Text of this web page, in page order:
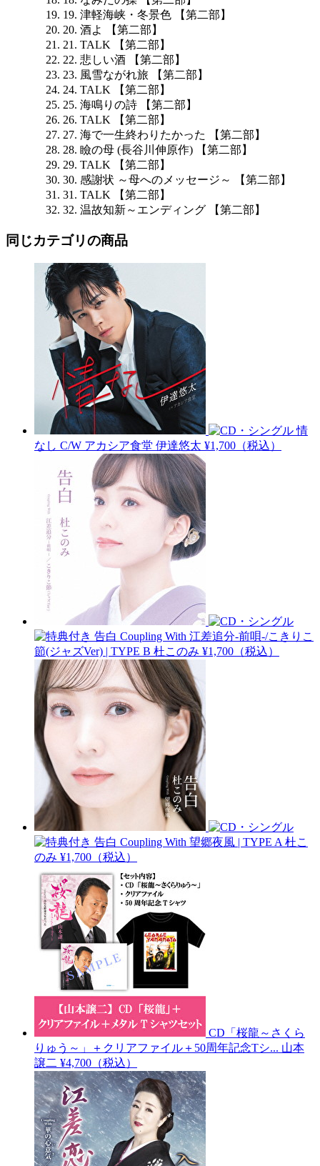
19. 津軽海峡・冬景色 【第二部】
20. 酒よ 【第二部】
21. TALK 【第二部】
22. 悲しい酒 【第二部】
23. 風雪ながれ旅 【第二部】
24. TALK 【第二部】
25. 海鳴りの詩 【第二部】
26. TALK 【第二部】
27. 海で一生終わりたかった 【第二部】
28. 瞼の母 (長谷川伸原作) 【第二部】
29. TALK 【第二部】
30. 感謝状 ～母へのメッセージ～ 【第二部】
31. TALK 【第二部】
32. 温故知新～エンディング 【第二部】
同じカテゴリの商品
情
なし C/W アカシア食堂 伊達悠太 ¥1,700（税込）
告白 Coupling With 江差追分-前唄-/こきりこ
節(ジャズVer) | TYPE B 杜このみ ¥1,700（税込）
告白 Coupling With 望郷夜風 | TYPE A 杜こ
のみ ¥1,700（税込）
CD「桜龍～さくら
りゅう～」＋クリアファイル＋50周年記念Tシ... 山本
譲二 ¥4,700（税込）